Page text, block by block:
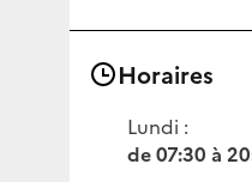
Horaires
Lundi :
de 07:30 à